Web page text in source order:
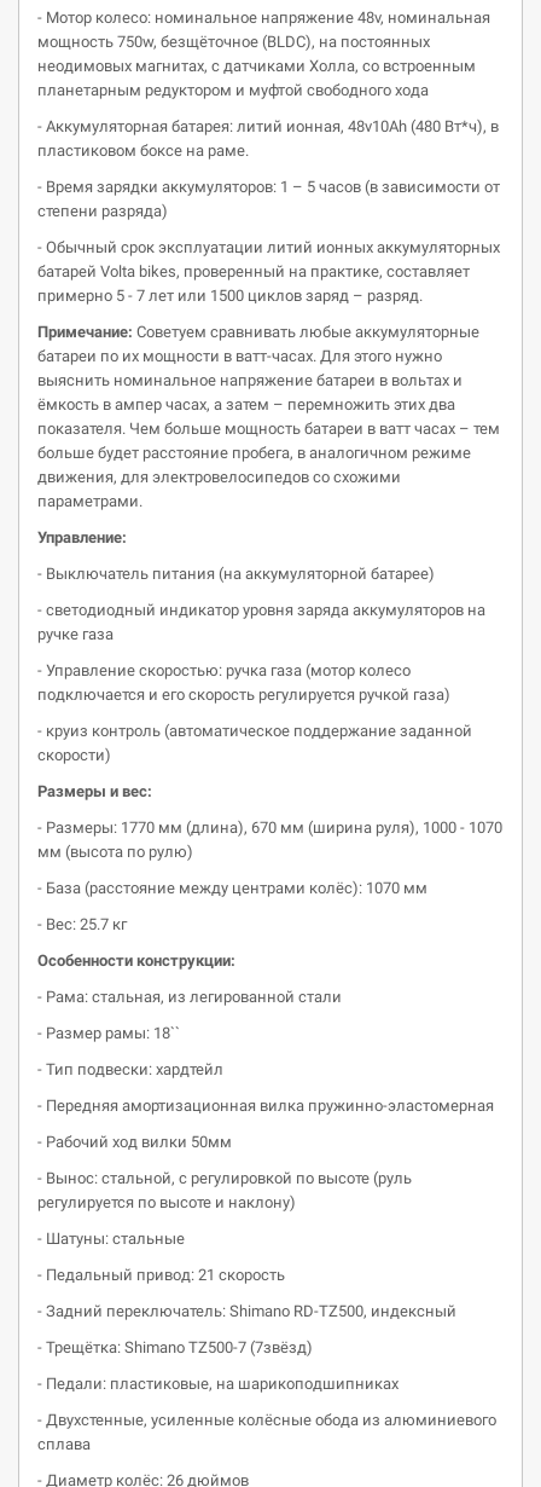
- Мотор колесо: номинальное напряжение 48v, номинальная
мощность 750w, безщёточное (BLDC), на постоянных
неодимовых магнитах, с датчиками Холла, со встроенным
планетарным редуктором и муфтой свободного хода
- Аккумуляторная батарея: литий ионная, 48v10Ah (480 Вт*ч), в
пластиковом боксе на раме.
- Время зарядки аккумуляторов: 1 – 5 часов (в зависимости от
степени разряда)
- Обычный срок эксплуатации литий ионных аккумуляторных
батарей Volta bikes, проверенный на практике, составляет
примерно 5 - 7 лет или 1500 циклов заряд – разряд.
Примечание: Советуем сравнивать любые аккумуляторные
батареи по их мощности в ватт-часах. Для этого нужно
выяснить номинальное напряжение батареи в вольтах и
ёмкость в ампер часах, а затем – перемножить этих два
показателя. Чем больше мощность батареи в ватт часах – тем
больше будет расстояние пробега, в аналогичном режиме
движения, для электровелосипедов со схожими
параметрами.
Управление:
- Выключатель питания (на аккумуляторной батарее)
- светодиодный индикатор уровня заряда аккумуляторов на
ручке газа
- Управление скоростью: ручка газа (мотор колесо
подключается и его скорость регулируется ручкой газа)
- круиз контроль (автоматическое поддержание заданной
скорости)
Размеры и вес:
- Размеры: 1770 мм (длина), 670 мм (ширина руля), 1000 - 1070
мм (высота по рулю)
- База (расстояние между центрами колёс): 1070 мм
- Вес: 25.7 кг
Особенности конструкции:
- Рама: стальная, из легированной стали
- Размер рамы: 18``
- Тип подвески: хардтейл
- Передняя амортизационная вилка пружинно-эластомерная
- Рабочий ход вилки 50мм
- Вынос: стальной, с регулировкой по высоте (руль
регулируется по высоте и наклону)
- Шатуны: стальные
- Педальный привод: 21 скорость
- Задний переключатель: Shimano RD-TZ500, индексный
- Трещётка: Shimano TZ500-7 (7звёзд)
- Педали: пластиковые, на шарикоподшипниках
- Двухстенные, усиленные колёсные обода из алюминиевого
сплава
- Диаметр колёс: 26 дюймов